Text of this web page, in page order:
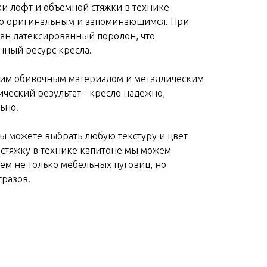
лофт и объемной стяжки в технике
оригинальным и запоминающимся. При
латексированный поролон, что
ресурс кресла.
обивочным материалом и металлическим
результат - кресло надежно,
выбрать любую текстуру и цвет
в технике капитоне мы можем
не только мебельных пуговиц, но